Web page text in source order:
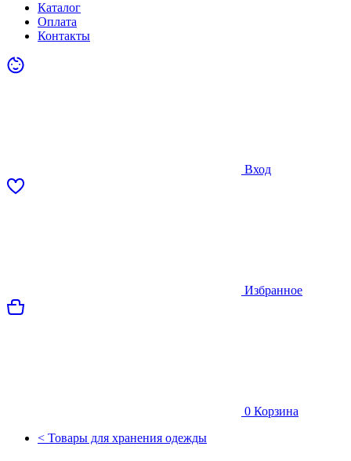
Каталог
Оплата
Контакты
Вход
Избранное
0 Корзина
< Товары для хранения одежды